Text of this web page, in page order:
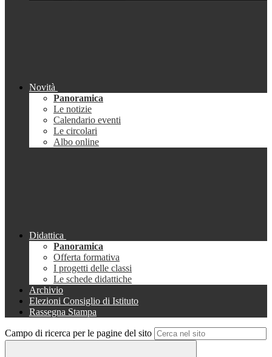
Novità
Panoramica
Le notizie
Calendario eventi
Le circolari
Albo online
Didattica
Panoramica
Offerta formativa
I progetti delle classi
Le schede didattiche
Archivio
Elezioni Consiglio di Istituto
Rassegna Stampa
Campo di ricerca per le pagine del sito